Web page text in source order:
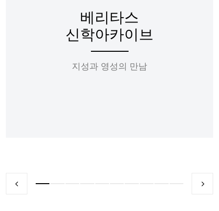
베리타스
신학아카이브
지성과 영성의 만남